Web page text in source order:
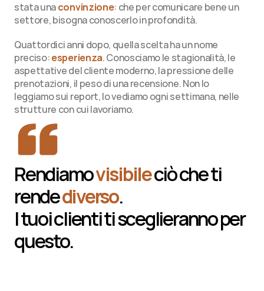
stata una convinzione: che per comunicare bene un
settore, bisogna conoscerlo in profondità.
Quattordici anni dopo, quella scelta ha un nome
preciso: esperienza. Conosciamo le stagionalità, le
aspettative del cliente moderno, la pressione delle
prenotazioni, il peso di una recensione. Non lo
leggiamo sui report, lo vediamo ogni settimana, nelle
strutture con cui lavoriamo.
Rendiamo visibile ciò che ti
rende diverso.
I tuoi clienti ti sceglieranno per
questo.